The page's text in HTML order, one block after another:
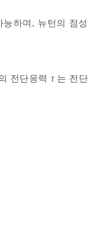
하며, 뉴턴의 점
전단응력 τ는 전단